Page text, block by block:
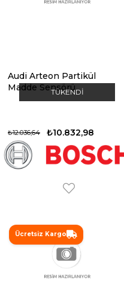
TÜKENDI
Audi Arteon Partikül
Madde Sensörü
₺10.832,98
₺12.036,64
Ücretsiz Kargo